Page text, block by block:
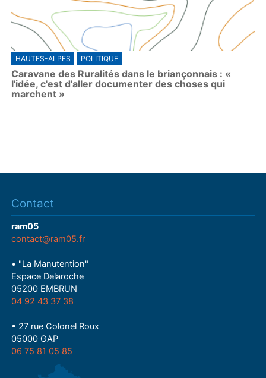
HAUTES-ALPES POLITIQUE
Caravane des Ruralités dans le briançonnais : «
l'idée, c'est d'aller documenter des choses qui
marchent »
Contact
ram05
contact@ram05.fr
• "La Manutention"
Espace Delaroche
05200 EMBRUN
04 92 43 37 38
• 27 rue Colonel Roux
05000 GAP
06 75 81 05 85